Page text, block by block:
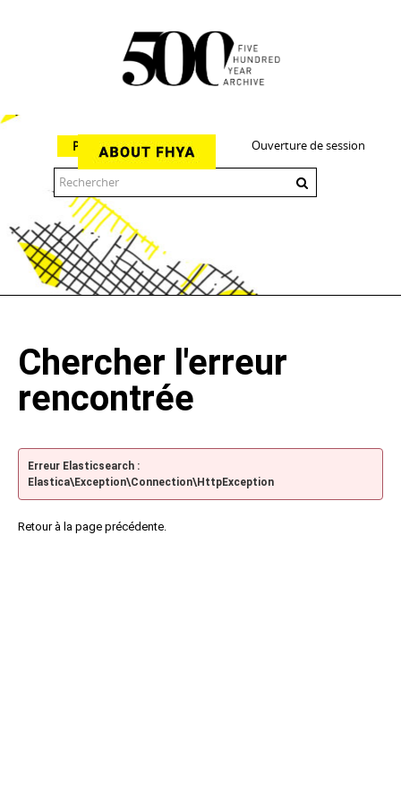
Ouverture de session
Parcourir
Chercher l'erreur
rencontrée
Erreur Elasticsearch :
Elastica\Exception\Connection\HttpException
Retour à la page précédente.